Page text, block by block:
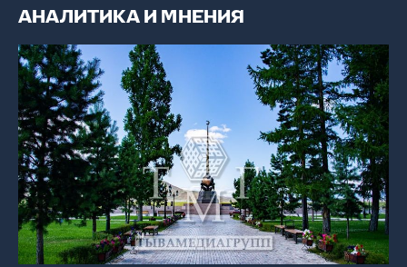
АНАЛИТИКА И МНЕНИЯ